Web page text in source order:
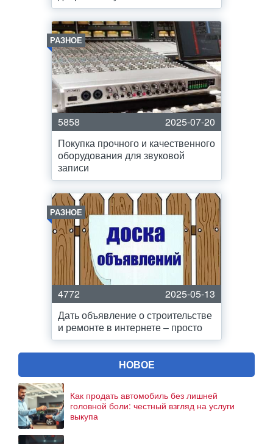
РАЗНОЕ
5858
2025-07-20
Покупка прочного и качественного
оборудования для звуковой
записи
РАЗНОЕ
4772
2025-05-13
Дать объявление о строительстве
и ремонте в интернете – просто
НОВОЕ
Как продать автомобиль без лишней
головной боли: честный взгляд на услуги
выкупа